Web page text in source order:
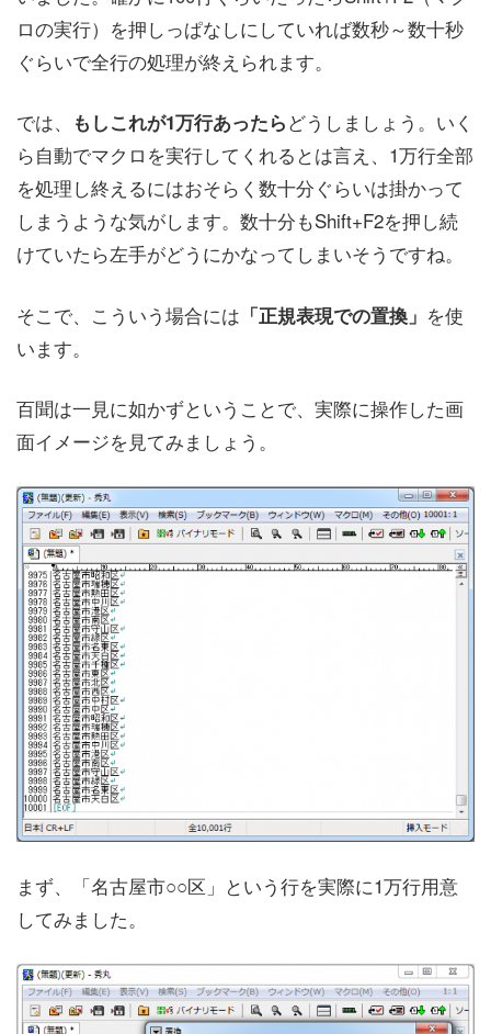
ロの実行）を押しっぱなしにしていれば数秒～数十秒
ぐらいで全行の処理が終えられます。
では、 もしこれが1万行あったらどうしましょう。いく
ら自動でマクロを実行してくれるとは言え、1万行全部
を処理し終えるにはおそらく数十分ぐらいは掛かって
しまうような気がします。数十分もShift+F2を押し続
けていたら左手がどうにかなってしまいそうですね。
そこで、こういう場合には 「正規表現での置換」 を使
います。
百聞は一見に如かずということで、実際に操作した画
面イメージを見てみましょう。
まず、「名古屋市○○区」という行を実際に1万行用意
してみました。